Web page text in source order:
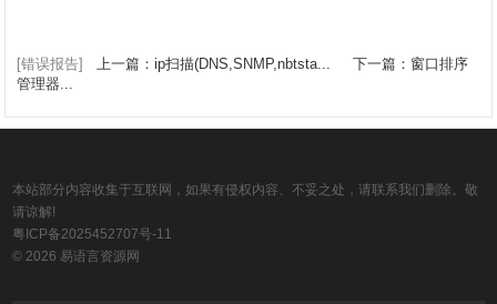
[错误报告] 上一篇：ip扫描(DNS,SNMP,nbtsta...
下一篇：窗口排序
管理器...
本站部分内容收集于互联网，如果有侵权内容、不妥之处，请联系我们删除。敬
请谅解!
粤ICP备2025452707号-11
© 2026 易语言资源网